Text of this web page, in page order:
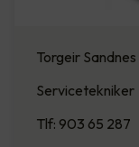
Torgeir Sandnes
Servicetekniker
Tlf: 903 65 287